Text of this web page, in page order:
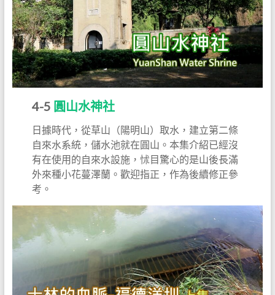
4-5 圓山水神社
日據時代，從草山（陽明山）取水，建立第二條
自來水系統，儲水池就在圓山。本集介紹已經沒
有在使用的自來水設施，怵目驚心的是山後長滿
外來種小花蔓澤蘭。歡迎指正，作為後續修正參
考。